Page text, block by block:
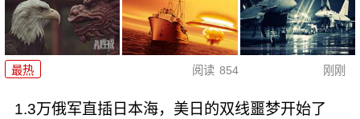
最热 阅读 854 刚刚
1.3万俄军直插日本海，美日的双线噩梦开始了